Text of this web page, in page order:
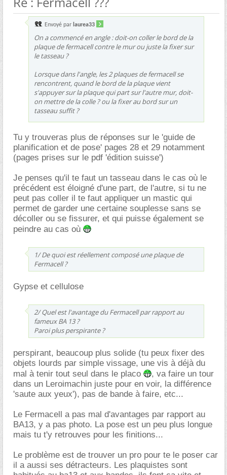
Envoyé par laurea33
On a commencé en angle : doit-on coller le bord de la
plaque de fermacell contre le mur ou juste la fixer sur
le tasseau ?
Lorsque dans l'angle, les 2 plaques de fermacell se
rencontrent, quand le bord de la plaque vient
s'appuyer sur la plaque qui part sur l'autre mur, doit-
on mettre de la colle ? ou la fixer au bord sur un
tasseau suffit ?
Tu y trouveras plus de réponses sur le 'guide de
planification et de pose' pages 28 et 29 notamment
(pages prises sur le pdf 'édition suisse')
Je penses qu'il te faut un tasseau dans le cas où le
précédent est éloigné d'une part, de l'autre, si tu ne
peut pas coller il te faut appliquer un mastic qui
permet de garder une certaine souplesse sans se
décoller ou se fissurer, et qui puisse également se
peindre au cas où
1/ De quoi est réellement composé une plaque de
Fermacell ?
Gypse et cellulose
2/ Quel est l'avantage du Fermacell par rapport au
fameux BA 13 ?
Paroi plus perspirante ?
perspirant, beaucoup plus solide (tu peux fixer des
objets lourds par simple vissage, une vis à déjà du
mal à tenir tout seul dans le placo
, va faire un tour
dans un Leroimachin juste pour en voir, la différence
'saute aux yeux'), pas de bande à faire, etc...
Le Fermacell a pas mal d'avantages par rapport au
BA13, y a pas photo. La pose est un peu plus longue
mais tu t'y retrouves pour les finitions...
Le problème est de trouver un pro pour te le poser car
il a aussi ses détracteurs. Les plaquistes sont